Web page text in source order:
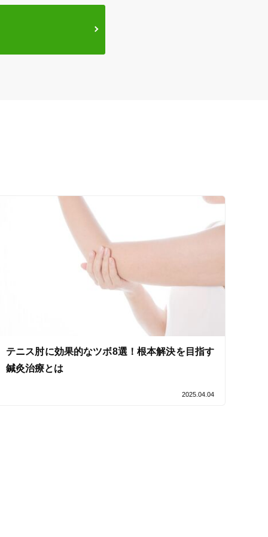
テニス肘に効果的なツボ8選！根本解決を目指す
鍼灸治療とは
2025.04.04